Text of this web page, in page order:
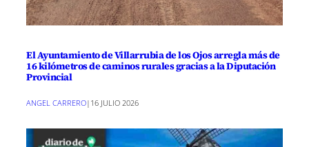
El Ayuntamiento de Villarrubia de los Ojos arregla más de
16 kilómetros de caminos rurales gracias a la Diputación
Provincial
ANGEL CARRERO| 16 JULIO 2026